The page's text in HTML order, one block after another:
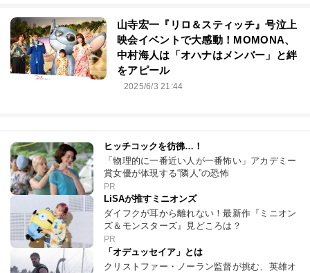
山寺宏一『リロ＆スティッチ』号泣上
映会イベントで大感動！MOMONA、
中村海人は「オハナはメンバー」と絆
をアピール
2025/6/3 21:44
ヒッチコックを彷彿…！
「物理的に一番近い人が一番怖い」アカデミー
賞女優が体現する“隣人”の恐怖
PR
LiSAが推すミニオンズ
ダイフクが耳から離れない！最新作『ミニオン
ズ＆モンスターズ』見どころは？
PR
「オデュッセイア」とは
クリストファー・ノーラン監督が挑む、英雄オ